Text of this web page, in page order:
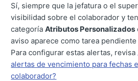
Sí, siempre que la jefatura o el
visibilidad sobre el colaborador y
categoríaAtributos Personalizados
aviso aparece como tarea pendiente
Para configurar estas alertas, revisa
alertas de vencimiento para fechas
colaborador?